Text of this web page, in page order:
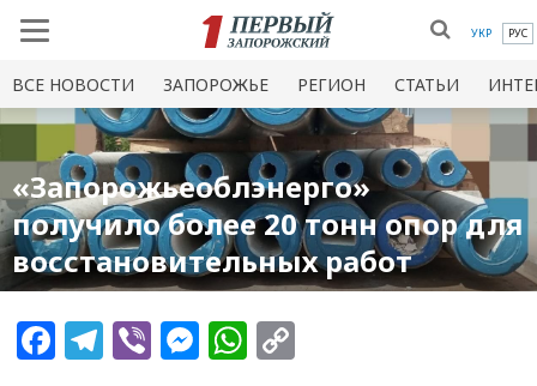
УКР РУС
ВСЕ НОВОСТИ ЗАПОРОЖЬЕ РЕГИОН СТАТЬИ
«Запорожьеоблэнерго»
получило более 20 тонн опор для
восстановительных работ
Facebook
Telegram
ViberMessenger
WhatsApp